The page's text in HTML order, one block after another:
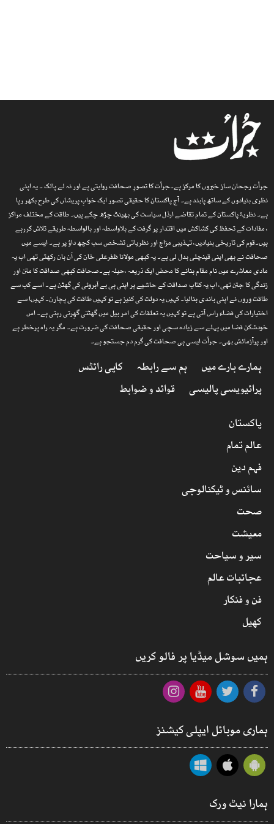
جرأت رجحان ساز خبروں کا مرکز ہے۔جرأت کا تصورِ صحافت روایتی ہے اور نہ لے پالک ۔ یہ اپنی
نظری بنیادوں کے ساتھ پابند ہے۔ آج پاکستان کا حقیقی تصور ایک خوابِ پریشاں کی طرح بکھر رہا
ہے۔ نظریۂ پاکستان کے تمام تقاضے ارذل سیاست کی بھینٹ چڑھ چکے ہیں۔ طاقت کے مختلف مراکز
، مفادات کے تحفظ کی کشاکش میں اقتدار پر گرفت کے بلاواسطہ اور بالواسطہ طریقے تلاش کررہے
ہیں۔قوم کی تاریخی بنیادیں، تہذیبی مزاج اور نظریاتی تشخص سب کچھ داؤ پر ہے۔ ایسے میں
صحافت نے بھی اپنی قینچلی بدل لی ہے۔ یہ کبھی مولانا ظفرعلی خان کی آن بان رکھتی تھی اب یہ
مادی معاشرے میں نام مقام بنانے کا محض ایک ذریعہ ،حیلہ ہے۔صحافت کبھی صداقت کا متن اور
زندگی کا جتن تھی، اب یہ کتاب صداقت کے حاشیے پر اپنی ہی بے آبروئی کی گھٹن ہے۔ اسے کب سے
طاقت وروں نے اپنی باندی بنالیا۔ کہیں یہ دولت کی کنیز ہے تو کہیں طاقت کی پچارن۔ کہیںا سے
اختیارات کی فضاء راس آتی ہے تو کہیں یہ تعلقات کی امر بیل میں گھٹتی گھِرتی رہتی ہے۔ اس
خودشکن فضا میں پہلے سے زیادہ سچی اور حقیقی صحافت کی ضرورت ہے۔ مگر یہ راہ پرخطر ہے
اور پرآزمائش بھی۔ جرأت ایسی ہی صحافت کی گرم دم جستجو ہے۔
ہمارے بارے میں ہم سے رابطہ
کاپی رائٹس
پرائیویسی پالیسی
قوائد و ضوابط
پاکستان
عالم تمام
فہم دین
سائنس و ٹیکنالوجی
صحت
معیشت
سیر و سیاحت
عجائبات عالم
فن و فنکار
کھیل
ہمیں سوشل میڈیا پر فالو کریں
ہماری موبائل ایپلی کیشنز
ہمارا نیٹ ورک